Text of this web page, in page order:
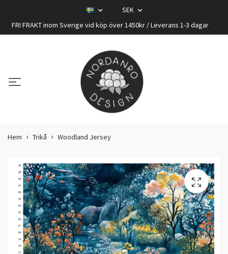
SEK
FRI FRAKT inom Sverige vid köp över 1450kr / Leverans 1-3 dagar
Hem Trikå Woodland Jersey